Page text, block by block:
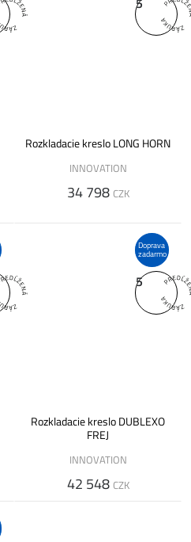
Rozkladacie kreslo LONG HORN
INNOVATION
34 798 CZK
Doprava
zadarmo
5
Rozkladacie kreslo DUBLEXO
FREJ
INNOVATION
42 548 CZK